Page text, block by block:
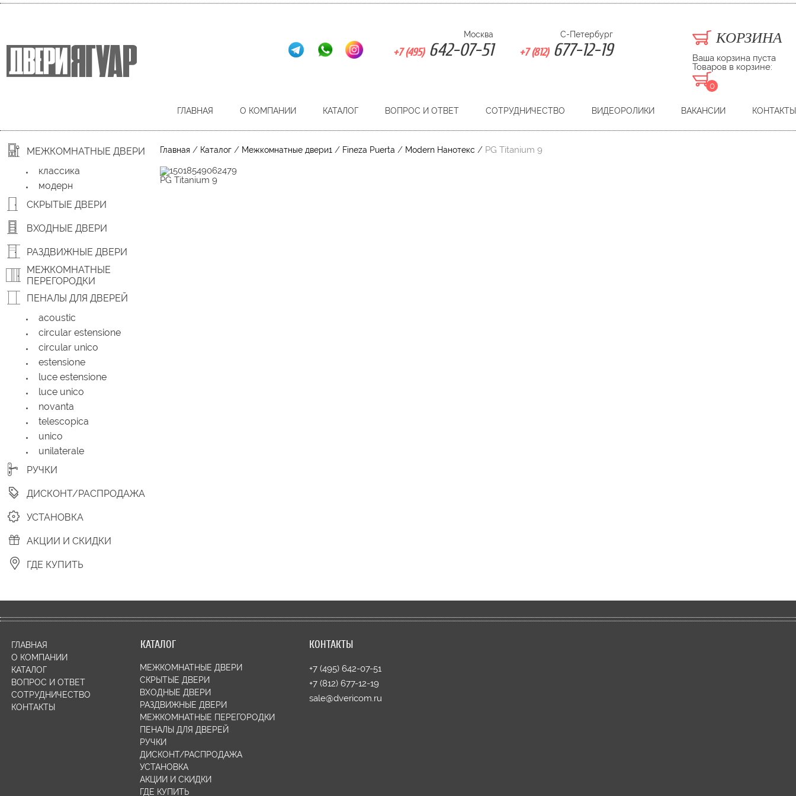
Москва
+7 (495)642-07-51
С-Петербург
+7 (812)677-12-19
КОРЗИНА
Ваша корзина пуста
Товаров в корзине:
0
ГЛАВНАЯ О КОМПАНИИ КАТАЛОГ ВОПРОС И ОТВЕТ СОТРУДНИЧЕСТВО ВИДЕОРОЛИКИ ВАКАНСИИ КОНТАКТЫ
МЕЖКОМНАТНЫЕ ДВЕРИ
классика
модерн
СКРЫТЫЕ ДВЕРИ
ВХОДНЫЕ ДВЕРИ
РАЗДВИЖНЫЕ ДВЕРИ
МЕЖКОМНАТНЫЕ
ПЕРЕГОРОДКИ
ПЕНАЛЫ ДЛЯ ДВЕРЕЙ
acoustic
circular estensione
circular unico
estensione
luce estensione
luce unico
novanta
telescopica
unico
unilaterale
РУЧКИ
ДИСКОНТ/РАСПРОДАЖА
УСТАНОВКА
АКЦИИ И СКИДКИ
ГДЕ КУПИТЬ
Главная / Каталог / Межкомнатные двери1 / Fineza Puerta / Modern Нанотекс / PG Titanium 9
PG Titanium 9
ГЛАВНАЯ
О КОМПАНИИ
КАТАЛОГ
ВОПРОС И ОТВЕТ
СОТРУДНИЧЕСТВО
КОНТАКТЫ
КАТАЛОГ
МЕЖКОМНАТНЫЕ ДВЕРИ
СКРЫТЫЕ ДВЕРИ
ВХОДНЫЕ ДВЕРИ
РАЗДВИЖНЫЕ ДВЕРИ
МЕЖКОМНАТНЫЕ ПЕРЕГОРОДКИ
ПЕНАЛЫ ДЛЯ ДВЕРЕЙ
РУЧКИ
ДИСКОНТ/РАСПРОДАЖА
УСТАНОВКА
АКЦИИ И СКИДКИ
ГДЕ КУПИТЬ
КОНТАКТЫ
+7 (495) 642-07-51
+7 (812) 677-12-19
sale@dvericom.ru